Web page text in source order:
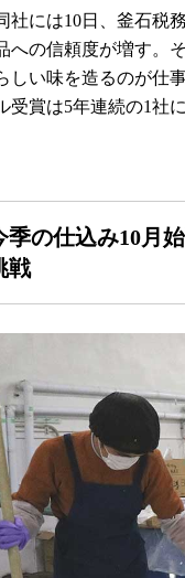
には10日、釜石税
への信頼度が増す。
しい味を造るのが仕
受賞は5年連続の1社
季の仕込み10月
戦